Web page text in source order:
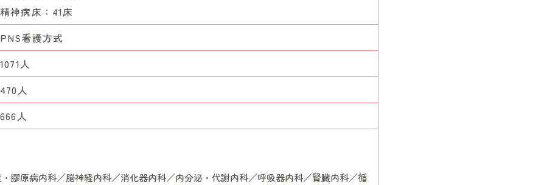
精神病床：41床
PNS看護方式
1071人
470人
666人
膠原病内科／脳神経内科／消化器内科／内分泌・代謝内科／呼吸器内科／腎臓内科／循